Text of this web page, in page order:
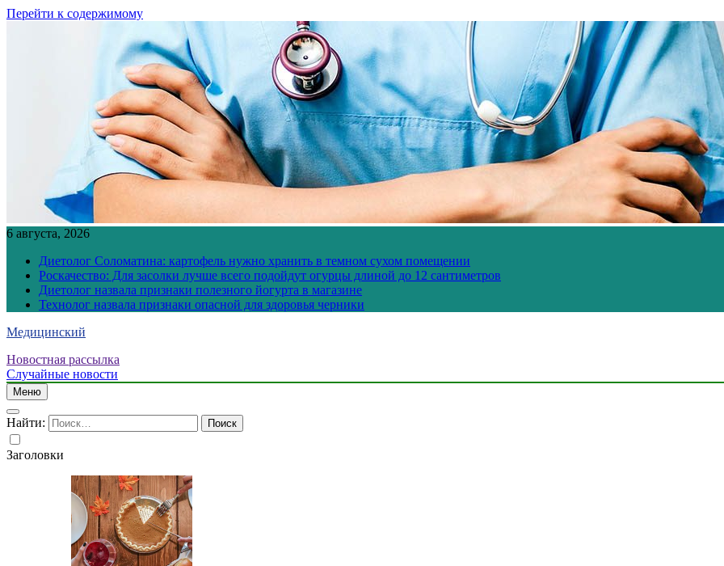
Перейти к содержимому
6 августа, 2026
Диетолог Соломатина: картофель нужно хранить в темном сухом помещении
Роскачество: Для засолки лучше всего подойдут огурцы длиной до 12 сантиметров
Диетолог назвала признаки полезного йогурта в магазине
Технолог назвала признаки опасной для здоровья черники
Медицинский
Новостная рассылка
Случайные новости
Меню
Найти:
Заголовки